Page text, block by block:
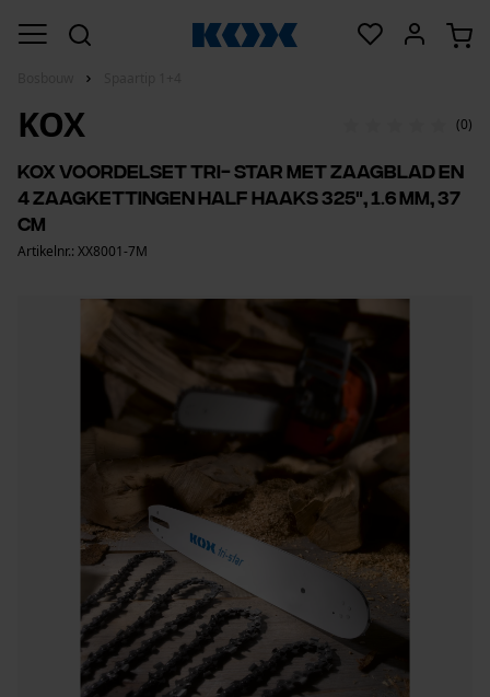
KOX (0)
KOX voordelset Tri- Star met zaagblad en
4 zaagkettingen half haaks 325", 1.6 mm, 37
cm
Artikelnr.: XX8001-7M